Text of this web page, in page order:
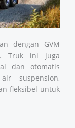
dengan GVM
Truk ini juga
dan otomatis
suspension,
fleksibel untuk